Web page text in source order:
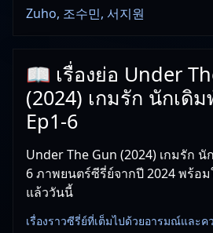
Zuho, 조수민, 서지원
📖 เรื่องย่อ Under
(2024) เกมรัก นักเดิ
Ep1-6
Under The Gun (2024) เกมรัก
6 ภาพยนตร์ซีรี่ย์จากปี 2024 พร้อ
แล้ววันนี้
เรื่องราวซีรี่ย์ที่เต็มไปด้วยอารมณ์และ